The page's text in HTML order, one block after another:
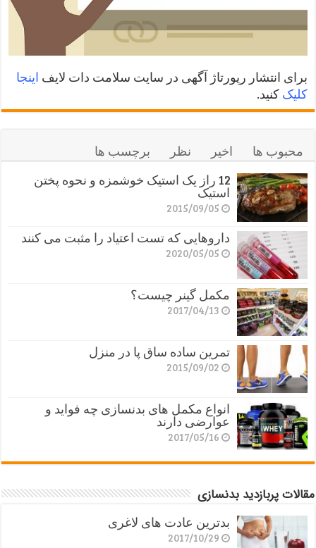
برای انتشار رپورتاژ آگهی در سایت سلامت دات لایف اینجا
کلیک کنید.
محبوب ها اخیر نظر
برچسب ها
12 راز یک استیک خوشمزه و نحوه پختن
استیک
2015/09/05
داروهایی که تست اعتیاد را مثبت می کنند
2020/05/05
مکمل گینر چیست؟
2017/04/13
تمرین ساده ساق پا در منزل
2015/09/02
انواع مکمل های بدنسازی چه فواید و
عوارضی دارند
2017/05/16
مقالات پربازدید بدنسازی
بدترین عادت های لاغری
2017/10/29